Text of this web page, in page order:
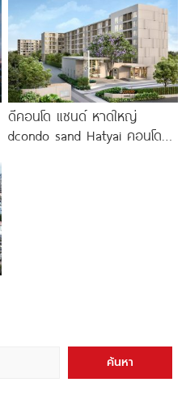
ดีคอนโด แซนด์ หาดใหญ่
dcondo sand Hatyai คอนโด
ค้นหา